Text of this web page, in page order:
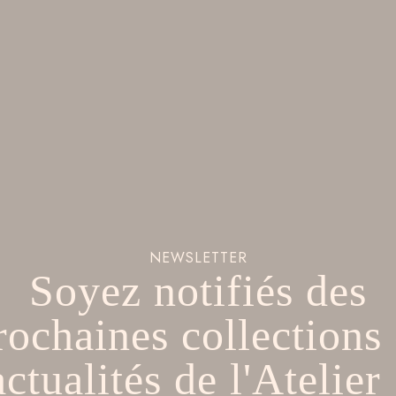
NEWSLETTER
Soyez notifiés des
collections
de l'Atelier